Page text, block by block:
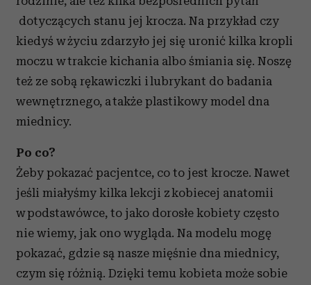
dotyczących stanu jej krocza. Na przykład czy
kiedyś w życiu zdarzyło jej się uronić kilka kropli
moczu w trakcie kichania albo śmiania się. Noszę
też ze sobą rękawiczki i lubrykant do badania
wewnętrznego, a także plastikowy model dna
miednicy.
Po co?
Żeby pokazać pacjentce, co to jest krocze. Nawet
jeśli miałyśmy kilka lekcji z kobiecej anatomii
w podstawówce, to jako dorosłe kobiety często
nie wiemy, jak ono wygląda. Na modelu mogę
pokazać, gdzie są nasze mięśnie dna miednicy,
czym się różnią. Dzięki temu kobieta może sobie